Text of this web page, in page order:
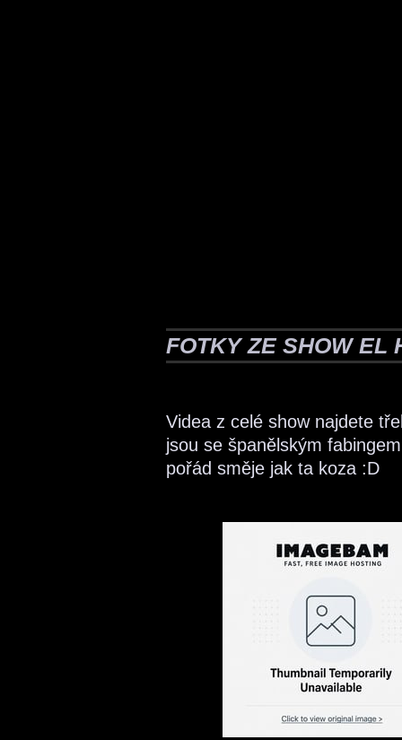
FOTKY ZE SHOW EL
Videa z celé show najdete
jsou se španělským
pořád směje jak ta koza :D